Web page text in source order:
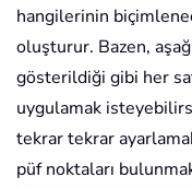
hangilerinin
oluşturur. Bazen,
gösterildiği gibi her
uygulamak
tekrar tekrar
püf noktaları